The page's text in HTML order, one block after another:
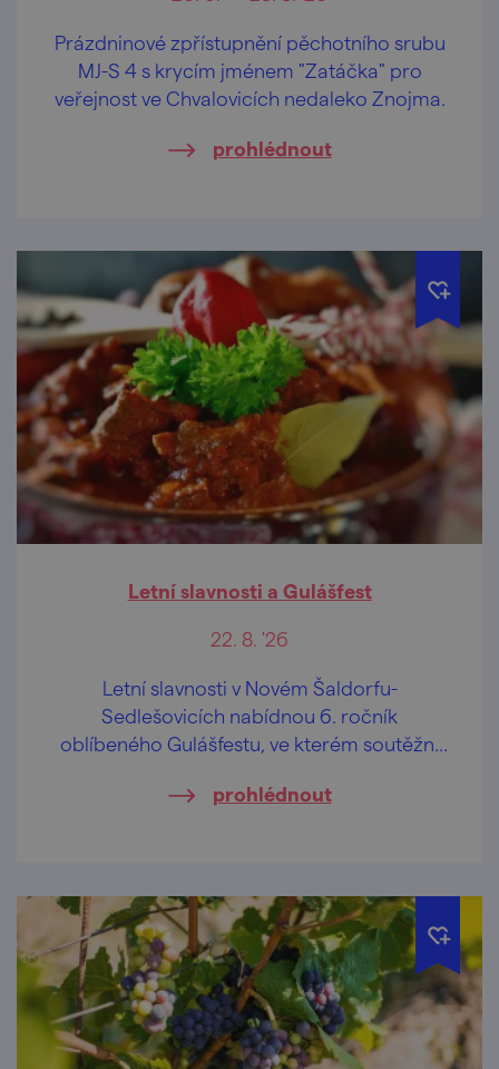
Prázdninové zpřístupnění pěchotního srubu
MJ-S 4 s krycím jménem "Zatáčka" pro
veřejnost ve Chvalovicích nedaleko Znojma.
prohlédnout
Letní slavnosti a Gulášfest
22. 8. '26
Letní slavnosti v Novém Šaldorfu-
Sedlešovicích nabídnou 6. ročník
oblíbeného Gulášfestu, ve kterém soutěžní
prohlédnout